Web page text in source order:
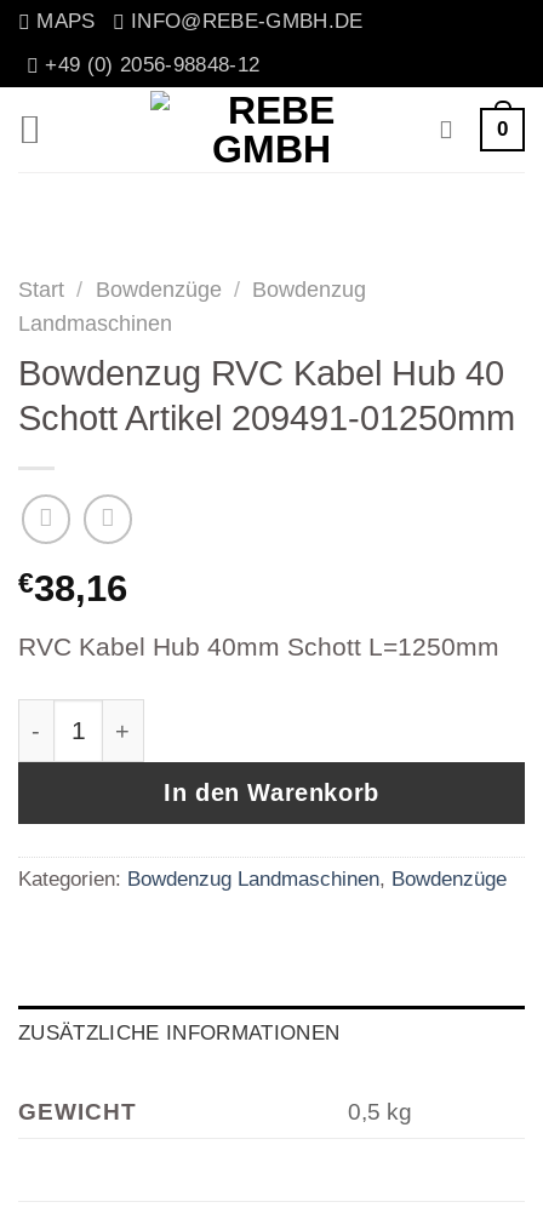
Zum
Inhalt
MAPS
INFO@REBE-GMBH.DE
+49 (0) 2056-98848-12
0
Start / Bowdenzüge / Bowdenzug
Landmaschinen
Bowdenzug RVC Kabel Hub 40
Schott Artikel 209491-01250mm
€38,16
RVC Kabel Hub 40mm Schott L=1250mm
In den Warenkorb
Kategorien: Bowdenzug Landmaschinen, Bowdenzüge
ZUSÄTZLICHE INFORMATIONEN
GEWICHT 0,5 kg